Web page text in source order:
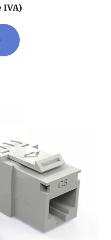
IVA)